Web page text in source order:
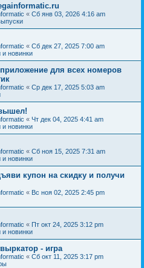
« Сб янв 03, 2026 4:16 am
« Сб дек 27, 2025 7:00 am
и новинки
для всех номеров
« Ср дек 17, 2025 5:03 am
« Чт дек 04, 2025 4:41 am
и новинки
« Сб ноя 15, 2025 7:31 am
и новинки
купон на скидку и получи
« Вс ноя 02, 2025 2:45 pm
« Пт окт 24, 2025 3:12 pm
и новинки
- игра
« Сб окт 11, 2025 3:17 pm